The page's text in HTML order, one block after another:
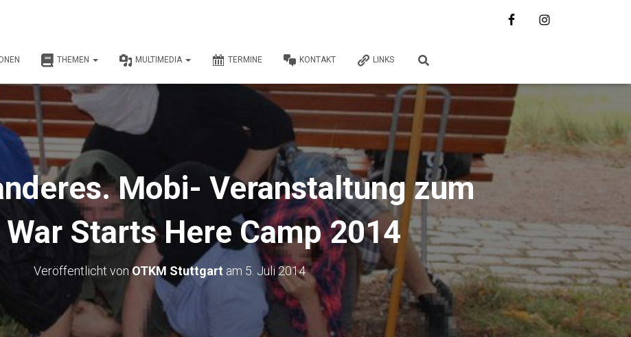
THEMEN MULTIMEDIA TERMINE KONTAKT LINKS
Mobi- Veranstaltung zum
Starts Here Camp 2014
Veröffentlicht vonOTKM Stuttgart am 5. Juli 2014